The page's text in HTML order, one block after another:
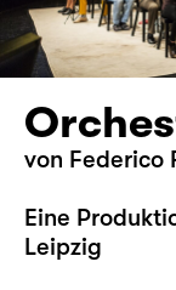
von Federico
Eine
Leipzig